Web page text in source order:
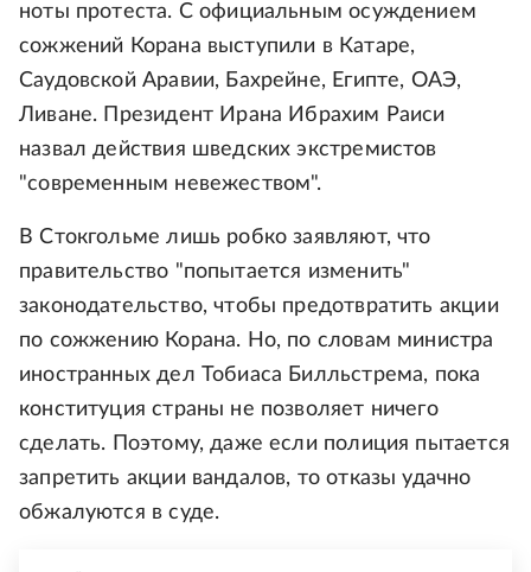
ноты протеста. С официальным осуждением
сожжений Корана выступили в Катаре,
Саудовской Аравии, Бахрейне, Египте, ОАЭ,
Ливане. Президент Ирана Ибрахим Раиси
назвал действия шведских экстремистов
"современным невежеством".
В Стокгольме лишь робко заявляют, что
правительство "попытается изменить"
законодательство, чтобы предотвратить акции
по сожжению Корана. Но, по словам министра
иностранных дел Тобиаса Билльстрема, пока
конституция страны не позволяет ничего
сделать. Поэтому, даже если полиция пытается
запретить акции вандалов, то отказы удачно
обжалуются в суде.